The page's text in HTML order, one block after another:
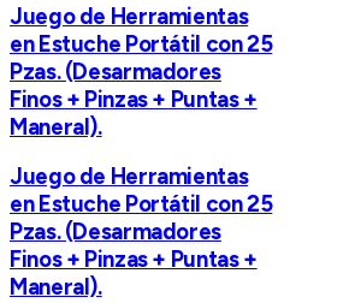
Juego de Herramientas
en Estuche Portátil con 25
Pzas. (Desarmadores
Finos + Pinzas + Puntas +
Maneral).
Juego de Herramientas
en Estuche Portátil con 25
Pzas. (Desarmadores
Finos + Pinzas + Puntas +
Maneral).